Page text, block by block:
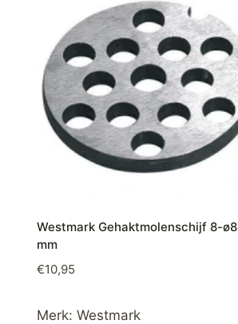
Westmark Gehaktmolenschijf 8-ø8
mm
€10,95
Merk: Westmark